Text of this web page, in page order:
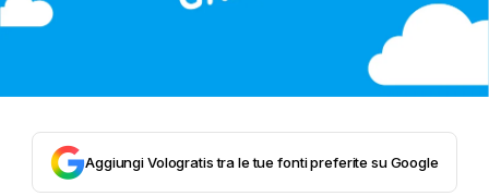
Aggiungi Vologratis tra le tue fonti preferite su Google